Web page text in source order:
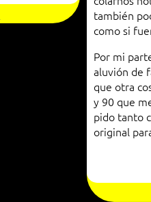
también
como si
Por mi
aluvión de
que otra
y 90 que
pido tanto
original